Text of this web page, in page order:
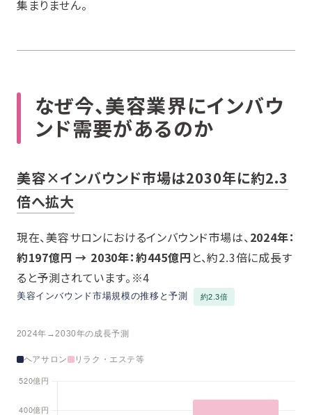
集まりません。
なぜ今、美容業界にインバウ
ンド需要があるのか
美容×インバウンド市場は2030年に約2.3
倍へ拡大
現在、美容サロンにおけるインバウンド市場は、2024年：
約197億円 → 2030年：約445億円 と、約2.3倍に成長す
ると予測されています。※4
美容インバウンド市場規模の推移と予測 約2.3倍
2024年→2030年の成長予測
ヘアサロン リラク・エステ等